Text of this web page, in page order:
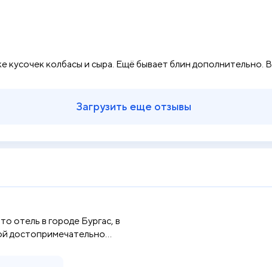
кусочек колбасы и сыра. Ещё бывает блин дополнительно.
Загрузить еще отзывы
отель в городе Бургас, в
достопримечательно...